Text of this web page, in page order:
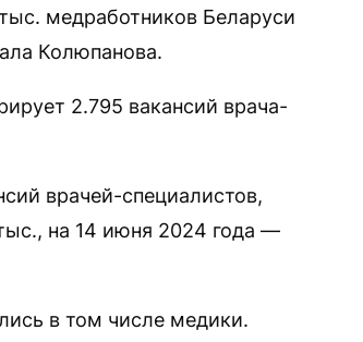
медработников Беларуси
Колюпанова.
2.795 вакансий врача-
врачей-специалистов,
на 14 июня 2024 года —
в том числе медики.